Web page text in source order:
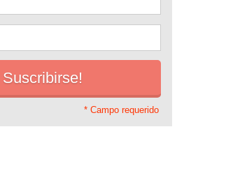
* Campo requerido